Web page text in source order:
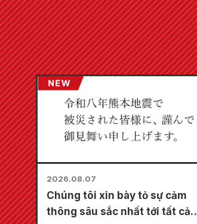
2026.08.07
Chúng tôi xin bày tỏ sự cảm
thông sâu sắc nhất tới tất cả